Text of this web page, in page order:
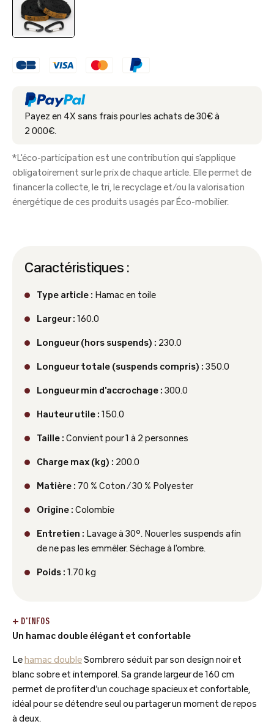
Payez en 4X sans frais pour les achats de 30€ à
2 000€.
*L'éco-participation est une contribution qui s'applique
obligatoirement sur le prix de chaque article. Elle permet de
financer la collecte, le tri, le recyclage et/ou la valorisation
énergétique de ces produits usagés par Éco-mobilier.
Caractéristiques :
Type article : Hamac en toile
Largeur : 160.0
Longueur (hors suspends) : 230.0
Longueur totale (suspends compris) : 350.0
Longueur min d'accrochage : 300.0
Hauteur utile : 150.0
Taille : Convient pour 1 à 2 personnes
Charge max (kg) : 200.0
Matière : 70 % Coton / 30 % Polyester
Origine : Colombie
Entretien : Lavage à 30°. Nouer les suspends afin
de ne pas les emmêler. Séchage à l'ombre.
Poids : 1.70 kg
+ D'INFOS
Un hamac double élégant et confortable
Lehamac doubleSombrero séduit par son design noir et
blanc sobre et intemporel. Sa grande largeur de 160 cm
permet de profiter d’un couchage spacieux et confortable,
idéal pour se détendre seul ou partager un moment de repos
à deux.